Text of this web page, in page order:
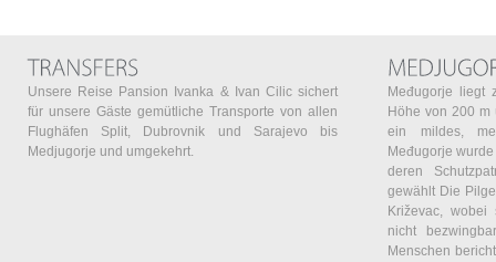
Unsere Reise Pansion Ivanka & Ivan Cilic sichert
für unsere Gäste gemütliche Transporte von allen
Flughäfen Split, Dubrovnik und Sarajevo bis
Medjugorje und umgekehrt.
Međugorje liegt
Höhe von 200 m
ein mildes,
Međugorje
deren
gewählt Die
Križevac,
nicht
Menschen